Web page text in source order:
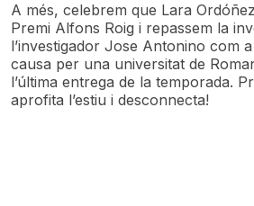
A més, celebrem que Lara
Premi Alfons Roig i repassem la
l’investigador Jose Antonino com
causa per una universitat de
l’última entrega de la temporada.
aprofita l’estiu i desconnecta!